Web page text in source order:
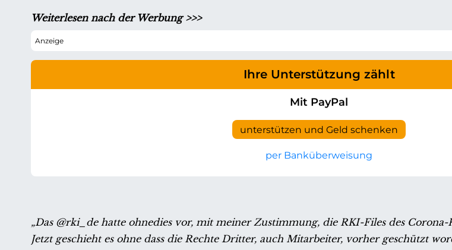
Weiterlesen nach der Werbung >>>
Ihre Unterstützung zählt
Mit PayPal
unterstützen und Geld schenken
per Banküberweisung
„Das @rki_de hatte ohnedies vor, mit meiner Zustimmung, die RKI-Files des
Jetzt geschieht es ohne dass die Rechte Dritter, auch Mitarbeiter, vorher geschützt